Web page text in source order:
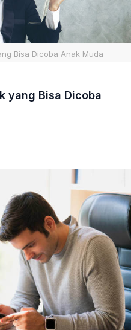
Bisa Dicoba Anak Muda
yang Bisa Dicoba